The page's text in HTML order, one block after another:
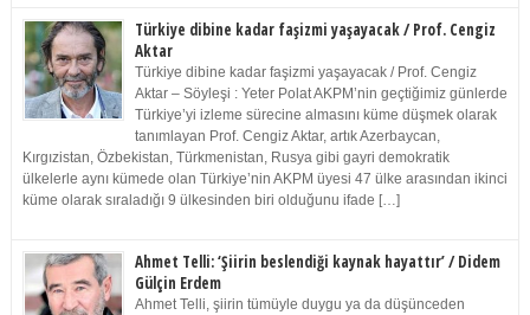
Türkiye dibine kadar faşizmi yaşayacak / Prof. Cengiz
Aktar
Türkiye dibine kadar faşizmi yaşayacak / Prof. Cengiz
Aktar – Söyleşi : Yeter Polat AKPM’nin geçtiğimiz günlerde
Türkiye’yi izleme sürecine almasını küme düşmek olarak
tanımlayan Prof. Cengiz Aktar, artık Azerbaycan,
Kırgızistan, Özbekistan, Türkmenistan, Rusya gibi gayri demokratik
ülkelerle aynı kümede olan Türkiye’nin AKPM üyesi 47 ülke arasından ikinci
küme olarak sıraladığı 9 ülkesinden biri olduğunu ifade […]
Ahmet Telli: ‘Şiirin beslendiği kaynak hayattır’ / Didem
Gülçin Erdem
Ahmet Telli, şiirin tümüyle duygu ya da düşünceden